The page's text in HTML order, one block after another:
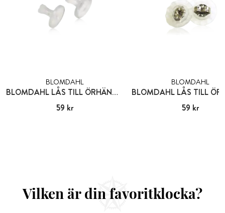
BLOMDAHL
BLOMDAHL LÅS TILL ÖRHÄNGEN PLAST
Pris: 59 kr
59 kr
BLOMDAHL
Pris: 59 kr
59 kr
Vilken är din favoritklocka?